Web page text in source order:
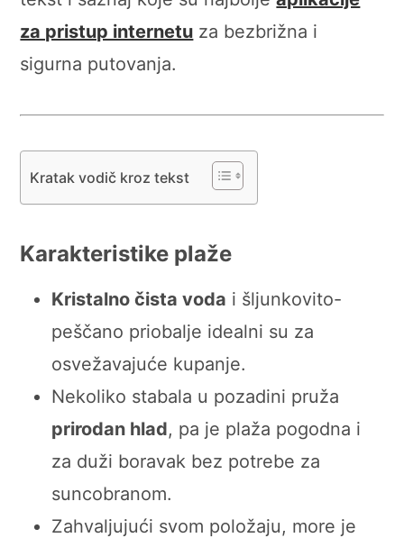
za pristup internetu za bezbrižna i
sigurna putovanja.
Kratak vodič kroz tekst
Karakteristike plaže
Kristalno čista voda i šljunkovito-
peščano priobalje idealni su za
osvežavajuće kupanje.
Nekoliko stabala u pozadini pruža
prirodan hlad, pa je plaža pogodna i
za duži boravak bez potrebe za
suncobranom.
Zahvaljujući svom položaju, more je